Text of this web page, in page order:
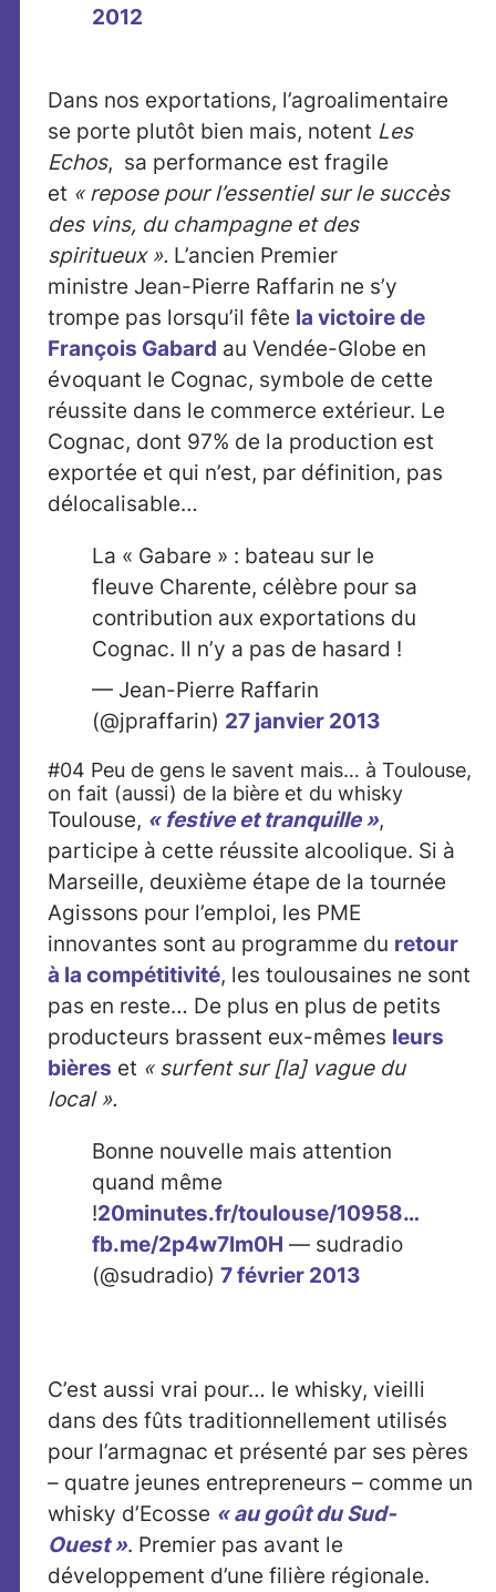
2012
Dans nos exportations, l’agroalimentaire
se porte plutôt bien mais, notent Les
Echos, sa performance est fragile
et « repose pour l’essentiel sur le succès
des vins, du champagne et des
spiritueux ». L’ancien Premier
ministre Jean-Pierre Raffarin ne s’y
trompe pas lorsqu’il fête la victoire de
François Gabard au Vendée-Globe en
évoquant le Cognac, symbole de cette
réussite dans le commerce extérieur. Le
Cognac, dont 97% de la production est
exportée et qui n’est, par définition, pas
délocalisable…
La « Gabare » : bateau sur le
fleuve Charente, célèbre pour sa
contribution aux exportations du
Cognac. Il n’y a pas de hasard !
— Jean-Pierre Raffarin
(@jpraffarin) 27 janvier 2013
#04 Peu de gens le savent mais… à Toulouse,
on fait (aussi) de la bière et du whisky
Toulouse, « festive et tranquille »,
participe à cette réussite alcoolique. Si à
Marseille, deuxième étape de la tournée
Agissons pour l’emploi, les PME
innovantes sont au programme du retour
à la compétitivité, les toulousaines ne sont
pas en reste… De plus en plus de petits
producteurs brassent eux-mêmes leurs
bières et « surfent sur [la] vague du
local ».
Bonne nouvelle mais attention
quand même
!20minutes.fr/toulouse/10958…
fb.me/2p4w7Im0H — sudradio
(@sudradio) 7 février 2013
C’est aussi vrai pour… le whisky, vieilli
dans des fûts traditionnellement utilisés
pour l’armagnac et présenté par ses pères
– quatre jeunes entrepreneurs – comme un
whisky d’Ecosse « au goût du Sud-
Ouest ». Premier pas avant le
développement d’une filière régionale.